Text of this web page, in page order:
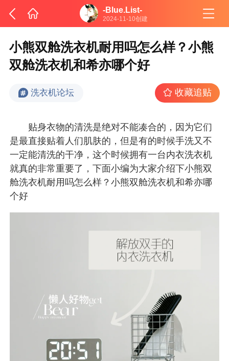
-Blue.List-
2024-11-10创建
小熊双舱洗衣机耐用吗怎么样？小熊
双舱洗衣机和希亦哪个好
洗衣机论坛 收藏追贴
贴身衣物的清洗是绝对不能凑合的，因为它们
是最直接贴着人们肌肤的，但是有的时候手洗又不
一定能清洗的干净，这个时候拥有一台内衣洗衣机
就真的非常重要了，下面小编为大家介绍下小熊双
舱洗衣机耐用吗怎么样？小熊双舱洗衣机和希亦哪
个好